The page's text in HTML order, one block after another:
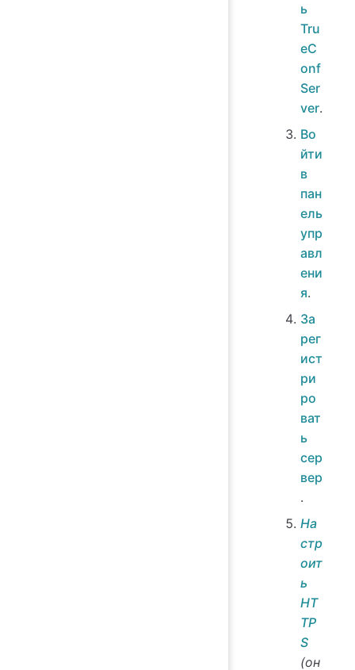
ь
Tru
eC
onf
Ser
ver.
Во
йти
в
пан
ель
упр
авл
ени
я.
За
рег
ист
ри
ро
ват
ь
сер
вер
.
На
стр
оит
ь
HT
TP
S
(он